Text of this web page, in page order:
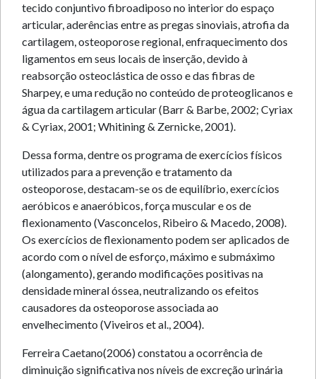
tecido conjuntivo fibroadiposo no interior do espaço
articular, aderências entre as pregas sinoviais, atrofia da
cartilagem, osteoporose regional, enfraquecimento dos
ligamentos em seus locais de inserção, devido à
reabsorção osteoclástica de osso e das fibras de
Sharpey, e uma redução no conteúdo de proteoglicanos e
água da cartilagem articular (Barr & Barbe, 2002; Cyriax
& Cyriax, 2001; Whitining & Zernicke, 2001).
Dessa forma, dentre os programa de exercícios físicos
utilizados para a prevenção e tratamento da
osteoporose, destacam-se os de equilíbrio, exercícios
aeróbicos e anaeróbicos, força muscular e os de
flexionamento (Vasconcelos, Ribeiro & Macedo, 2008).
Os exercícios de flexionamento podem ser aplicados de
acordo com o nível de esforço, máximo e submáximo
(alongamento), gerando modificações positivas na
densidade mineral óssea, neutralizando os efeitos
causadores da osteoporose associada ao
envelhecimento (Viveiros et al., 2004).
Ferreira Caetano(2006) constatou a ocorrência de
diminuição significativa nos níveis de excreção urinária